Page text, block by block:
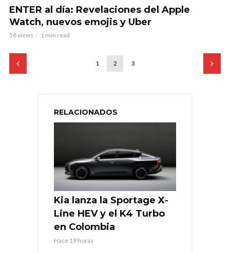
ENTER al día: Revelaciones del Apple
Watch, nuevos emojis y Uber
58 views 1 min read
1 2 3
RELACIONADOS
Kia lanza la Sportage X-
Line HEV y el K4 Turbo
en Colombia
Hace 19 horas